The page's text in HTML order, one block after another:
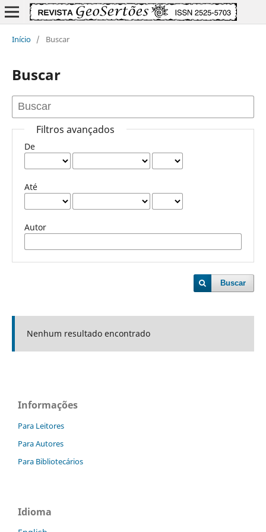
Início / Buscar
Buscar
Filtros avançados
De
Até
Autor
Buscar
Nenhum resultado encontrado
Informações
Para Leitores
Para Autores
Para Bibliotecários
Idioma